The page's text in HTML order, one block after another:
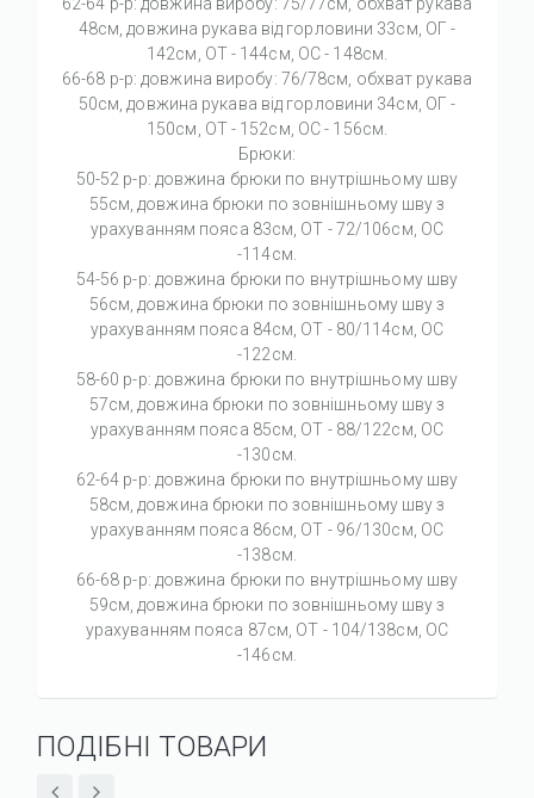
62-64 р-р: довжина виробу: 75/77см, обхват рукава
48см, довжина рукава від горловини 33см, ОГ -
142см, ОТ - 144см, OC - 148см.
66-68 р-р: довжина виробу: 76/78см, обхват рукава
50см, довжина рукава від горловини 34см, ОГ -
150см, ОТ - 152см, OC - 156см.
Брюки:
50-52 р-р: довжина брюки по внутрішньому шву
55см, довжина брюки по зовнішньому шву з
урахуванням пояса 83см, ОТ - 72/106см, OC
-114см.
54-56 р-р: довжина брюки по внутрішньому шву
56см, довжина брюки по зовнішньому шву з
урахуванням пояса 84см, ОТ - 80/114см, OC
-122см.
58-60 р-р: довжина брюки по внутрішньому шву
57см, довжина брюки по зовнішньому шву з
урахуванням пояса 85см, ОТ - 88/122см, OC
-130см.
62-64 р-р: довжина брюки по внутрішньому шву
58см, довжина брюки по зовнішньому шву з
урахуванням пояса 86см, ОТ - 96/130см, OC
-138см.
66-68 р-р: довжина брюки по внутрішньому шву
59см, довжина брюки по зовнішньому шву з
урахуванням пояса 87см, ОТ - 104/138см, OC
-146см.
ПОДІБНІ ТОВАРИ